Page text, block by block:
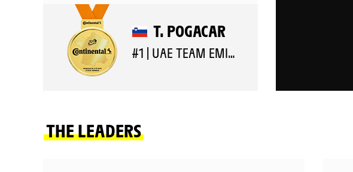
T. POGACAR
#1 | UAE TEAM EMIRATES XRG
THE LEADERS